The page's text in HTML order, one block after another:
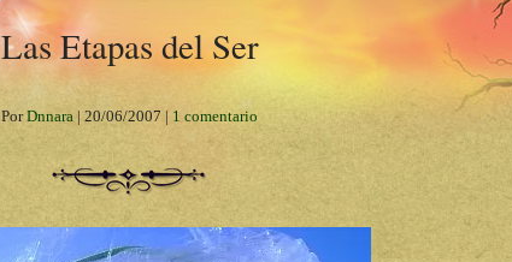
Las Etapas del Ser
PorDnnara | 20/06/2007 | 1 comentario